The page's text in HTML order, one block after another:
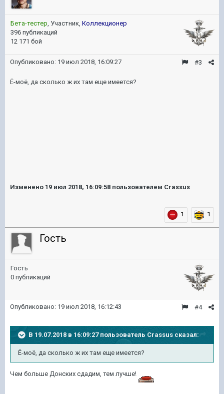
Бета-тестер, Участник, Коллекционер
396 публикаций
12 171 бой
#3
Опубликовано: 19 июл 2018, 16:09:27
Ё-моё, да сколько ж их там еще имеется?
Изменено 19 июл 2018, 16:09:58 пользователем Crassus
1 1
Гость
Гость
0 публикаций
#4
Опубликовано: 19 июл 2018, 16:12:43
В 19.07.2018 в 16:09:27 пользователь Crassus сказал:
Ё-моё, да сколько ж их там еще имеется?
Чем больше Донских сдадим, тем лучше!